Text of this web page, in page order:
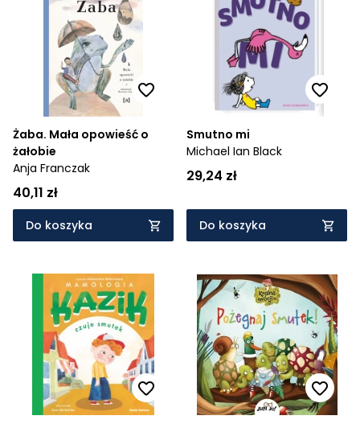
Żaba. Mała opowieść o
żałobie
Anja Franczak
40,11 zł
Do koszyka
Smutno mi
Michael Ian Black
29,24 zł
Do koszyka